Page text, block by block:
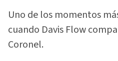
Uno de los momentos
cuando Davis Flow
Coronel.